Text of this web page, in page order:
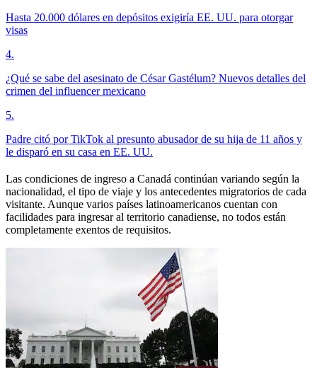
Hasta 20.000 dólares en depósitos exigiría EE. UU. para otorgar
visas
4.
¿Qué se sabe del asesinato de César Gastélum? Nuevos detalles del
crimen del influencer mexicano
5.
Padre citó por TikTok al presunto abusador de su hija de 11 años y
le disparó en su casa en EE. UU.
Las condiciones de ingreso a Canadá continúan variando según la
nacionalidad, el tipo de viaje y los antecedentes migratorios de cada
visitante. Aunque varios países latinoamericanos cuentan con
facilidades para ingresar al territorio canadiense, no todos están
completamente exentos de requisitos.